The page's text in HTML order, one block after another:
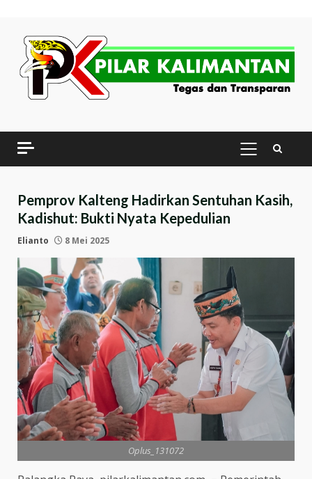
content
PRIMARY
MENU
Pemprov Kalteng Hadirkan Sentuhan Kasih,
Kadishut: Bukti Nyata Kepedulian
Elianto 8 Mei 2025
Oplus_131072